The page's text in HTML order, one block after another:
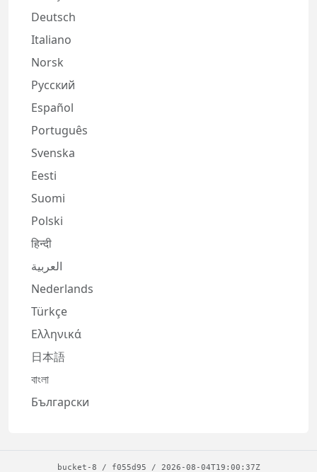
Deutsch
Italiano
Norsk
Русский
Español
Português
Svenska
Eesti
Suomi
Polski
हिन्दी
العربية
Nederlands
Türkçe
Ελληνικά
日本語
বাংলা
Български
bucket-8 / f055d95 / 2026-08-04T19:00:37Z